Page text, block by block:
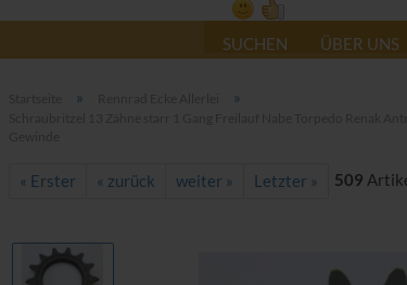
SUCHEN ÜBER UNS
» »
« Erster « zurück weiter » Letzter » 509